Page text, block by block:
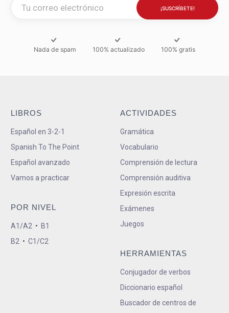
Nada de spam 100% actualizado 100% gratis
LIBROS
Español en 3-2-1
Spanish To The Point
Español avanzado
Vamos a practicar
POR NIVEL
A1/A2 • B1
B2 • C1/C2
ACTIVIDADES
Gramática
Vocabulario
Comprensión de lectura
Comprensión auditiva
Expresión escrita
Exámenes
Juegos
HERRAMIENTAS
Conjugador de verbos
Diccionario español
Buscador de centros de